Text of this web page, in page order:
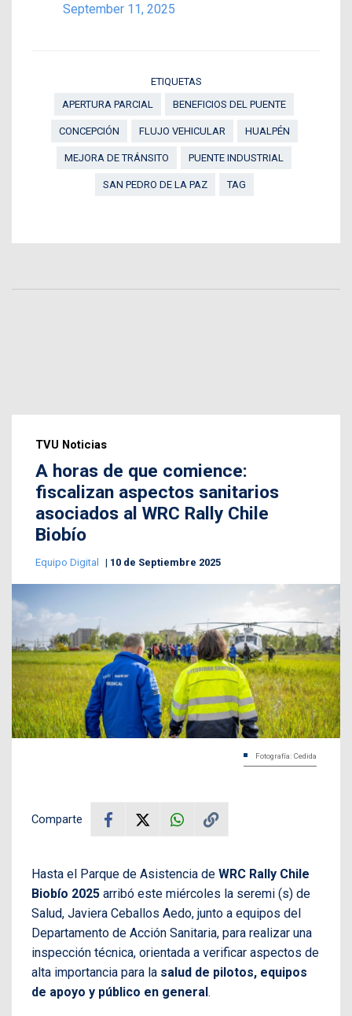
September 11, 2025
ETIQUETAS
APERTURA PARCIAL
BENEFICIOS DEL PUENTE
CONCEPCIÓN FLUJO VEHICULAR HUALPÉN
MEJORA DE TRÁNSITO PUENTE INDUSTRIAL
SAN PEDRO DE LA PAZ TAG
TVU Noticias
A horas de que comience:
fiscalizan aspectos sanitarios
asociados al WRC Rally Chile
Biobío
Equipo Digital 10 de Septiembre 2025
Fotografía: Cedida
Comparte
Hasta el Parque de Asistencia de WRC Rally Chile
Biobío 2025 arribó este miércoles la seremi (s) de
Salud, Javiera Ceballos Aedo, junto a equipos del
Departamento de Acción Sanitaria, para realizar una
inspección técnica, orientada a verificar aspectos de
alta importancia para la salud de pilotos, equipos
de apoyo y público en general .